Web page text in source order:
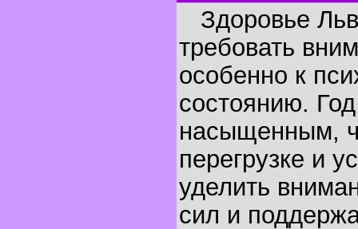
Здоровье
требовать
особенно к
состоянию.
насыщенным,
перегрузке и
уделить
сил и